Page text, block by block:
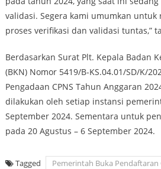
validasi. Segera kami umumkan untuk
proses verifikasi dan validasi tuntas,”
Berdasarkan Surat Plt. Kepala Badan
(BKN) Nomor 5419/B-KS.04.01/SD/K/
Pengadaan CPNS Tahun Anggaran
dilakukan oleh setiap instansi
September 2024. Sementara untuk
pada 20 Agustus – 6 September 2024.
Tagged Pemerintah Buka Pendaftaran